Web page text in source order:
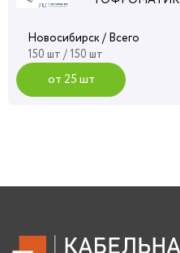
Новосибирск / Всего
150 шт / 150 шт
от 25 шт